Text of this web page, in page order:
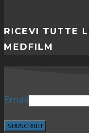
RICEVI TUTTE
MEDFILM
Email
SUBSCRIBE!